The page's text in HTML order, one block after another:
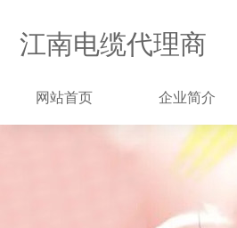
江南电缆代理商
网站首页 企业简介